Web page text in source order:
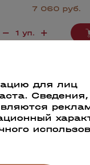
7 060 руб.
41370
для лиц
Сведения,